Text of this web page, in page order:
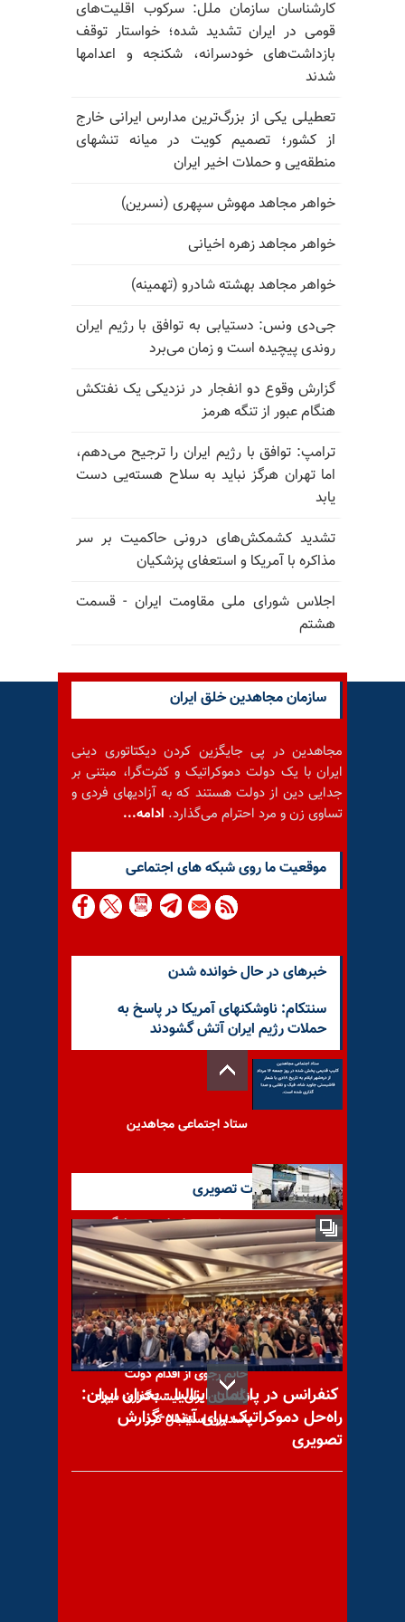
کارشناسان سازمان ملل: سرکوب اقلیت‌های
قومی در ایران تشدید شده؛ خواستار توقف
بازداشت‌های خودسرانه، شکنجه و اعدامها
شدند
تعطیلی یکی از بزرگ‌ترین مدارس ایرانی خارج
از کشور؛ تصمیم کویت در میانه تنشهای
منطقه‌یی و حملات اخیر ایران
خواهر مجاهد مهوش سپهری (نسرین)
خواهر مجاهد زهره اخیانی
خواهر مجاهد بهشته شادرو (تهمینه)
جی‌دی ونس: دستیابی به توافق با رژیم ایران
روندی پیچیده است و زمان می‌برد
گزارش وقوع دو انفجار در نزدیکی یک نفتکش
هنگام عبور از تنگه هرمز
ترامپ: توافق با رژیم ایران را ترجیح می‌دهم،
اما تهران هرگز نباید به سلاح هسته‌یی دست
یابد
تشدید کشمکش‌های درونی حاکمیت بر سر
مذاکره با آمریکا و استعفای پزشکیان
اجلاس شورای ملی مقاومت ایران - قسمت
هشتم
سازمان مجاهدین خلق ایران
مجاهدین در پی جایگزین کردن دیکتاتوری دینی
ایران با یک دولت دموکراتیک و کثرت‌گرا، مبتنی بر
جدایی دین از دولت هستند که به آزادیهای فردی و
تساوی زن و مرد احترام می‌گذارد. ادامه...
موقعيت ما روى شبكه هاى اجتماعى
خبرهای در حال خوانده شدن
سنتکام: ناوشکنهای آمریکا در پاسخ به
حملات رژیم ایران آتش گشودند
ستاد اجتماعی مجاهدین
بندهشت زندان اوین - جلوگیری
از برگزاری مراسم شب یلدا توسط
زندانیان
خانم رجوی از اقدام دولت
انگلستان برای لیست‌گذاری سپاه
پاسداران استقبال کرد
آخرین گزارشات تصویری
کنفرانس در پارلمان ایتالیا - بحران ایران:
راه‌حل دموکراتیک برای آینده-گزارش
تصویری